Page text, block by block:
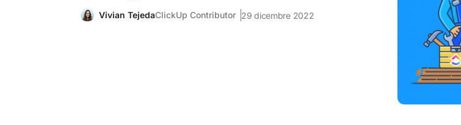
Vivian TejedaClickUp Contributor 29 dicembre 2022